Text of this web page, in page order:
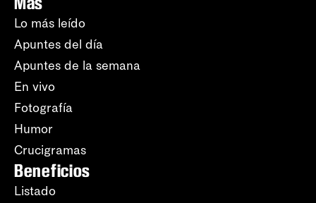
Lo más leído
Apuntes del día
Apuntes de la semana
En vivo
Fotografía
Humor
Crucigramas
Beneficios
Listado